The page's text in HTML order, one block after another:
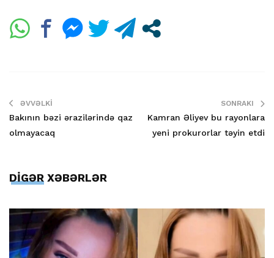
ƏVVƏLKI
Bakının bəzi ərazilərində qaz
olmayacaq
SONRAKI
Kamran Əliyev bu rayonlara
yeni prokurorlar təyin etdi
DİGƏR XƏBƏRLƏR